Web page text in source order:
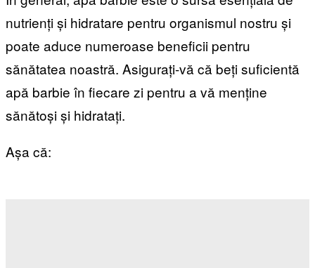
nutrienți și hidratare pentru organismul nostru și
poate aduce numeroase beneficii pentru
sănătatea noastră. Asigurați-vă că beți suficientă
apă barbie în fiecare zi pentru a vă menține
sănătoși și hidratați.
Așa că: